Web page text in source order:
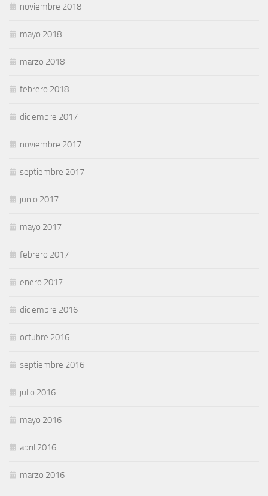
noviembre 2018
mayo 2018
marzo 2018
febrero 2018
diciembre 2017
noviembre 2017
septiembre 2017
junio 2017
mayo 2017
febrero 2017
enero 2017
diciembre 2016
octubre 2016
septiembre 2016
julio 2016
mayo 2016
abril 2016
marzo 2016